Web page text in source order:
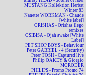
MUSTANG Kollektion Herbst
Winter 83
Nanette WORKMAN - Chaude
[white label]
ORISHAS - Orishas llego
remixes
OSIBISA - Ojah awake [White
Label]
PET SHOP BOYS - Behaviour
Peter GABRIEL - 4 (Security)
Peter TOSH - Captured live
Philip OAKEY & Giorgio
MORODER
PHILIPS - Promo Promo 74